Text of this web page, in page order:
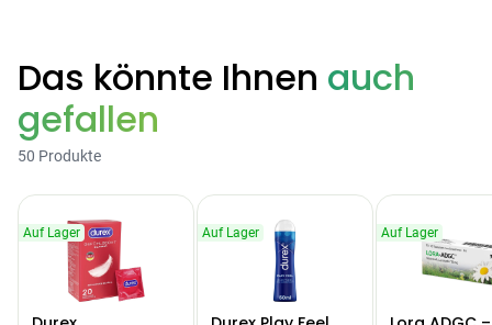
Das könnte Ihnen auch
gefallen
50 Produkte
Auf Lager Auf Lager Auf Lager